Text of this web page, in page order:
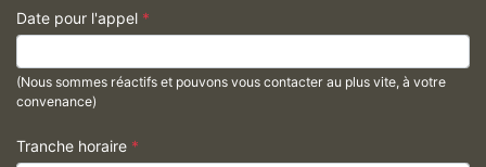
Date pour l'appel *
(Nous sommes réactifs et pouvons vous contacter au plus vite, à votre
convenance)
Tranche horaire *